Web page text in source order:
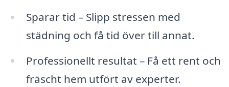
Sparar tid – Slipp stressen med
städning och få tid över till annat.
Professionellt resultat – Få ett rent och
fräscht hem utfört av experter.